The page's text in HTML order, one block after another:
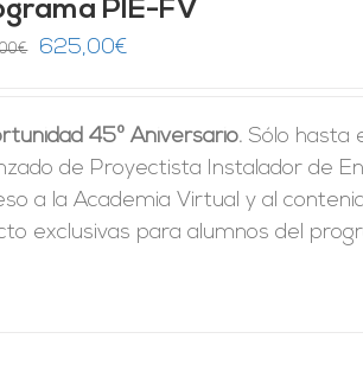
PIE-FV
€
El
era:
1.250,00€.
625,00€
es:
625,00€.
45º Aniversario. Sólo hasta
de Proyectista Instalador de
a la Academia Virtual y al
exclusivas para alumnos del